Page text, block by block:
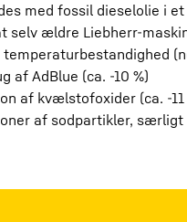
med fossil dieselolie i
selv ældre Liebherr-
af AdBlue (ca. -10 %)
af kvælstofoxider (ca. -
af sodpartikler,